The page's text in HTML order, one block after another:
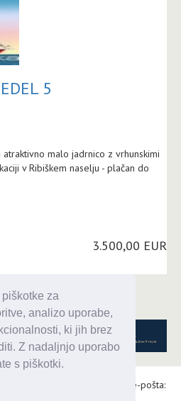
za
analizo uporabe,
ki jih brez
Z nadaljnjo uporabo
s piškotki.
5
malo jadrnico z vrhunskimi
v Ribiškem naselju - plačan do
3.500,00 EUR
Tel.: 031 303 086, e-pošta: